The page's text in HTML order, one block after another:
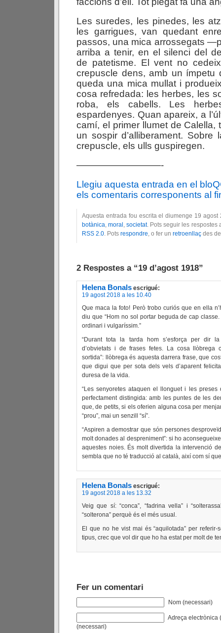
Les suredes, les pinedes, les
les garrigues, van quedant
passos, una mica arrossegats
arriba a tenir, en el silenci del
de patetisme. El vent no
crepuscle dens, amb un ímpetu
queda una mica mullat i
cosa refredada: les herbes, les
roba, els cabells. Les
espardenyes. Quan apareix, a
camí, el primer llumet de Calella,
un sospir d’alliberament. Sobre
crepuscle, els ulls guspiregen.
—————————-
Llegiu aquesta entrada en el
els comentaris corresponents al
Aquesta entrada fou escrita el diumenge 19
botànica,moral ,societat. Pots seguir les respostes
RSS 2.0. Pots respondre, o fer un retroenllaç des
2 Respostes a “19 d’agost 1918”
Helena Bonals escrigué:
19 agost 2018 a les 10.40
Que maca la foto! Però trobo curiós que en ella
diu que “Hom no sol portar beguda de cap
ordinari i vulgaríssim.”
“Durant tota la tarda hom s’esforça per dir
d’obvietats i de frases fetes. La cosa llòbrega
sortida”: llòbrega és aquesta darrera frase, que
que digui que per sota dels vels d’aparent
duresa de la vida.
“Les senyoretes ataquen el llonguet i les preses
perfectament distingida: amb les puntes de les
que, de petits, si els oferien alguna cosa per
“prou”, mai un senzill “sí”.
“Aspiren a demostrar que són persones
molt donades al despreniment”: si ho
aquestes noies. És molt divertida la intervenció
sembla que no té traducció al català, així com sí
Helena Bonals escrigué:
19 agost 2018 a les 13.32
Veig que sí: “conca”, “fadrina vella” i
“solterona” perquè és el més usual.
El que no he vist mai és “aquilotada” per referir-
tipus, crec que vol dir que ho ha estat per molt de
Fer un comentari
Nom (necessari)
Adreça electrònica
(necessari)